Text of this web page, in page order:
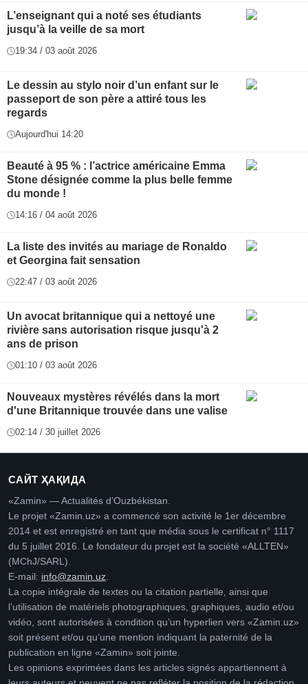
L’enseignant qui a noté ses étudiants
jusqu’à la veille de sa mort
19:34 / 03 août 2026
Le dessin au stylo noir d’un enfant sur le
passeport de son père a attiré tous les
regards
Aujourd'hui 14:20
Beauté à 95 % : l’actrice américaine Emma
Stone désignée comme la plus belle femme
du monde !
14:16 / 04 août 2026
La liste des invités au mariage de Ronaldo
et Georgina fait sensation
22:47 / 03 août 2026
Un avocat britannique qui a nettoyé une
rivière sans autorisation risque jusqu'à 2
ans de prison
01:10 / 03 août 2026
Nouveaux mystères révélés dans la mort
d'une Britannique trouvée dans une valise
02:14 / 30 juillet 2026
САЙТ ҲАҚИДА
«Zamin» — Actualités d’Ouzbékistan.
Le projet «Zamin.uz» a commencé son activité le 1er décembre
2014 et est enregistré en tant que média sous le certificat n° 1117
du 5 juillet 2016. Le fondateur du projet est la société «ALLTEN»
(MChJ/SARL).
E-mail: info@zamin.uz.
La copie intégrale de textes ou la citation partielle, ainsi que
l’utilisation de matériels photographiques, graphiques, audio et/ou
vidéo, sont autorisées à condition qu’un hyperlien vers «Zamin.uz»
soit présent et/ou qu’une mention indiquant la paternité de la
publication en ligne «Zamin» soit jointe.
Les opinions exprimées dans les articles signés appartiennent à